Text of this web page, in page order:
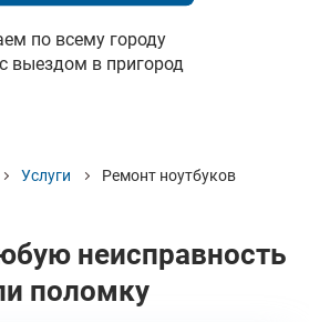
по всему городу
выездом в пригород
Услуги Ремонт ноутбуков
неисправность
поломку